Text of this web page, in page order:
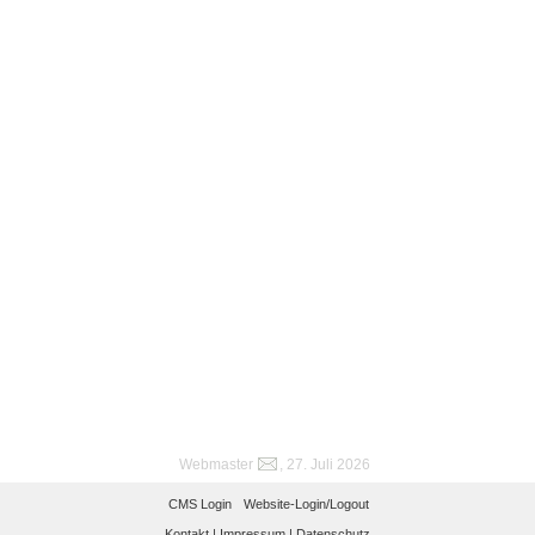
Webmaster , 27. Juli 2026
CMS Login Website-Login/Logout